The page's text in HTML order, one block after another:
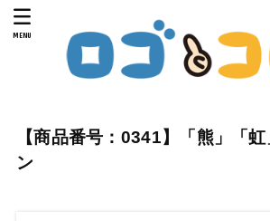
MENU
【商品番号：0341】「熊」「
ン